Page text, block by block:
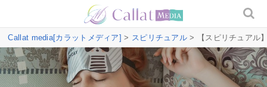
Callat media[カラットメディア] > スピリチュアル > 【スピリチュアル